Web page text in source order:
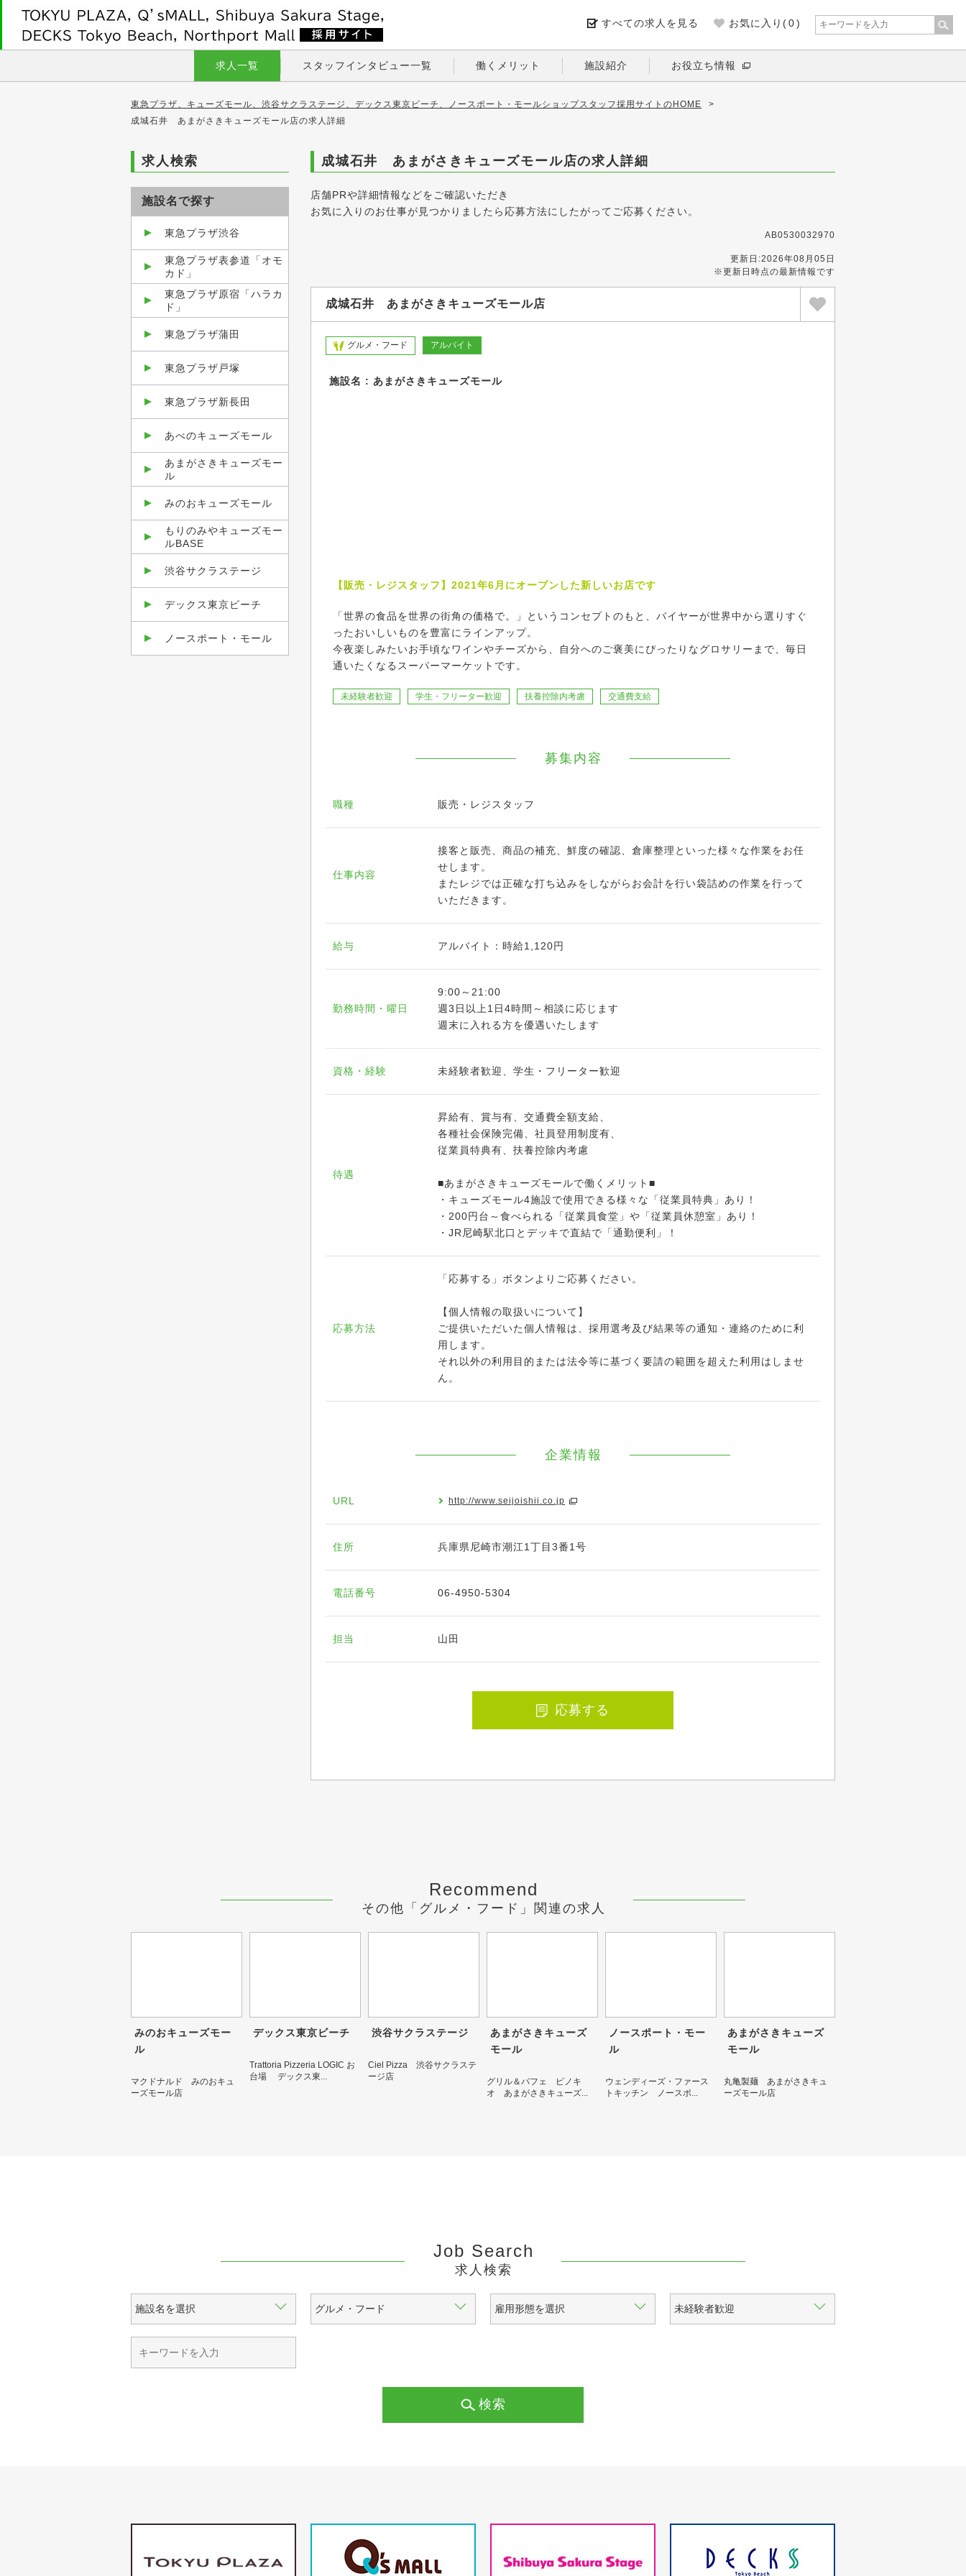
すべての求人を見る お気に入り(0)
求人一覧 スタッフインタビュー一覧 働くメリット 施設紹介 お役立ち情報
東急プラザ、キューズモール、渋谷サクラステージ、デックス東京ビーチ、ノースポート・モールショップスタッフ採用サイトのHOME
>
成城石井 あまがさきキューズモール店の求人詳細
求人検索
施設名で探す
東急プラザ渋谷
東急プラザ表参道「オモ
カド」
東急プラザ原宿「ハラカ
ド」
東急プラザ蒲田
東急プラザ戸塚
東急プラザ新長田
あべのキューズモール
あまがさきキューズモー
ル
みのおキューズモール
もりのみやキューズモー
ルBASE
渋谷サクラステージ
デックス東京ビーチ
ノースポート・モール
成城石井 あまがさきキューズモール店の求人詳細
店舗PRや詳細情報などをご確認いただき
お気に入りのお仕事が見つかりましたら応募方法にしたがってご応募ください。
AB0530032970
更新日:2026年08月05日
※更新日時点の最新情報です
成城石井 あまがさきキューズモール店
グルメ・フード アルバイト
施設名 : あまがさきキューズモール
【販売・レジスタッフ】2021年6月にオープンした新しいお店です
「世界の食品を世界の街角の価格で。」というコンセプトのもと、バイヤーが世界中から選りすぐ
ったおいしいものを豊富にラインアップ。
今夜楽しみたいお手頃なワインやチーズから、自分へのご褒美にぴったりなグロサリーまで、毎日
通いたくなるスーパーマーケットです。
未経験者歓迎 学生・フリーター歓迎 扶養控除内考慮 交通費支給
募集内容
職種 販売・レジスタッフ
仕事内容
接客と販売、商品の補充、鮮度の確認、倉庫整理といった様々な作業をお任
せします。
またレジでは正確な打ち込みをしながらお会計を行い袋詰めの作業を行って
いただきます。
給与 アルバイト：時給1,120円
勤務時間・曜日
9:00～21:00
週3日以上1日4時間～相談に応じます
週末に入れる方を優遇いたします
資格・経験 未経験者歓迎、学生・フリーター歓迎
待遇
昇給有、賞与有、交通費全額支給、
各種社会保険完備、社員登用制度有、
従業員特典有、扶養控除内考慮
■あまがさきキューズモールで働くメリット■
・キューズモール4施設で使用できる様々な「従業員特典」あり！
・200円台～食べられる「従業員食堂」や「従業員休憩室」あり！
・JR尼崎駅北口とデッキで直結で「通勤便利」！
応募方法
「応募する」ボタンよりご応募ください。
【個人情報の取扱いについて】
ご提供いただいた個人情報は、採用選考及び結果等の通知・連絡のために利
用します。
それ以外の利用目的または法令等に基づく要請の範囲を超えた利用はしませ
ん。
企業情報
URL http://www.seijoishii.co.jp
住所 兵庫県尼崎市潮江1丁目3番1号
電話番号 06-4950-5304
担当 山田
応募する
Recommend
その他「グルメ・フード」関連の求人
みのおキューズモー
ル
マクドナルド みのおキュ
ーズモール店
デックス東京ビーチ
Trattoria Pizzeria LOGIC お
台場 デックス東...
渋谷サクラステージ
Ciel Pizza 渋谷サクラステ
ージ店
あまがさきキューズ
モール
グリル＆パフェ ピノキ
オ あまがさきキューズ...
ノースポート・モー
ル
ウェンディーズ・ファース
トキッチン ノースポ...
あまがさきキューズ
モール
丸亀製麺 あまがさきキュ
ーズモール店
Job Search
求人検索
検索